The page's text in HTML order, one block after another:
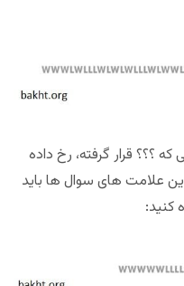
؟؟؟ قرار گرفته، رخ داده
علامت های سوال ها باید
کنید: